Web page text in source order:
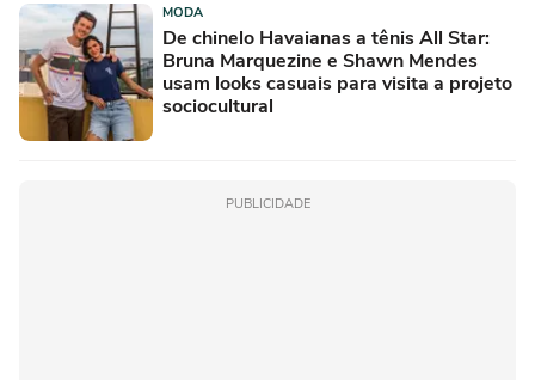
MODA
De chinelo Havaianas a tênis All Star:
Bruna Marquezine e Shawn Mendes
usam looks casuais para visita a projeto
sociocultural
PUBLICIDADE